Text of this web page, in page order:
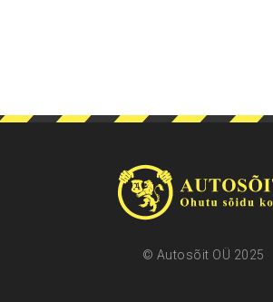
© Autosõit OÜ 2025